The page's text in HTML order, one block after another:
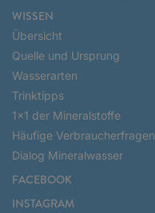
WISSEN
Übersicht
Quelle und Ursprung
Wasserarten
Trinktipps
1x1 der Mineralstoffe
Häufige Verbraucherfragen
Dialog Mineralwasser
FACEBOOK
INSTAGRAM